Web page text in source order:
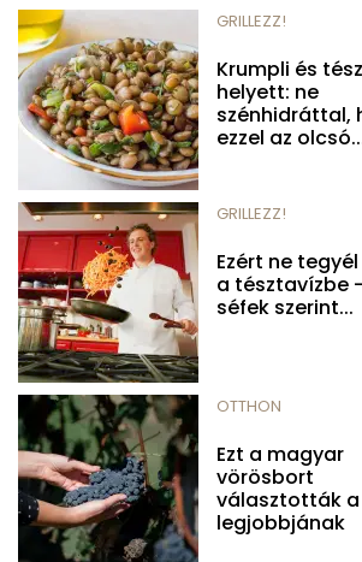
GRILLEZZ!
Krumpli és
helyett: ne
szénhidráttal,
ezzel az
GRILLEZZ!
Ezért ne
a tésztavízbe
séfek szerint...
OTTHON
Ezt a magyar
vörösbort
választották
legjobbjának